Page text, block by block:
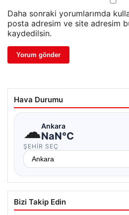
Daha sonraki yorumlarımda
posta adresim ve site adresim
kaydedilsin.
Hava Durumu
☁Ankara
NaN°C
ŞEHIR SEÇ
Bizi Takip Edin